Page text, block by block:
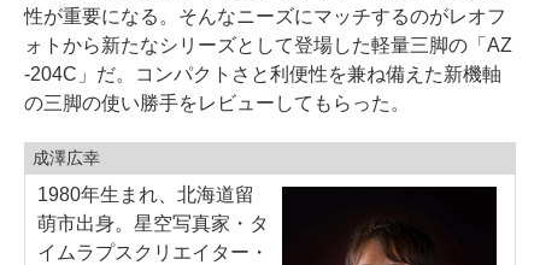
性が重要になる。そんなニーズにマッチするのがレオフ
ォトから新たなシリーズとして登場した軽量三脚の「AZ
-204C」だ。コンパクトさと利便性を兼ね備えた新機軸
の三脚の使い勝手をレビューしてもらった。
成澤広幸
1980年生まれ、北海道留
萌市出身。星空写真家・タ
イムラプスクリエイター・